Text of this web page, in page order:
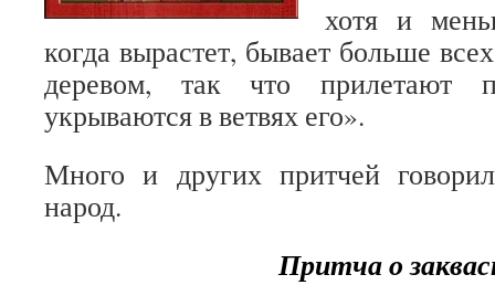
хотя и
когда вырастет, бывает больше
деревом, так что прилетают
укрываются в ветвях его».
Много и других притчей
народ.
Притча о